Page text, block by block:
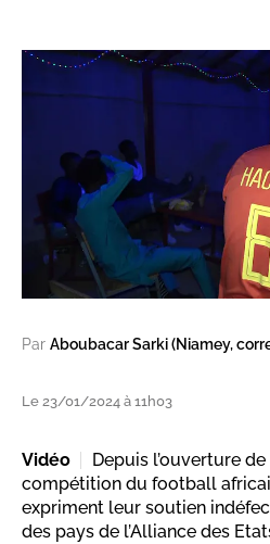
Par Aboubacar Sarki (Niamey,
Le 23/01/2024 à 11h03
Vidéo
Depuis l’ouverture
compétition du football
expriment leur soutien
des pays de l’Alliance des